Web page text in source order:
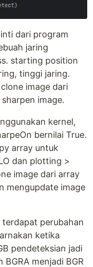
dari program
jaring
starting position
tinggi jaring.
image dari
image.
kernel,
bernilai True.
array untuk
dan plotting >
image dari array
mengupdate image
terdapat perubahan
ketika
pendeteksian jadi
menjadi BGR